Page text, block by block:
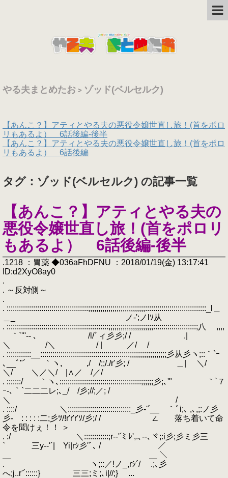
やる夫まとめたお > ゾッド(ベルセルク)
【あんこ？】アティとやる夫の悪役令嬢世直し旅！(首をポロ
リもあるよ） 6話後編-後半
【あんこ？】アティとやる夫の悪役令嬢世直し旅！(首をポロ
リもあるよ） 6話後編
タグ：ゾッド(ベルセルク) の記事一覧
【あんこ？】アティとやる夫の
悪役令嬢世直し旅！(首をポロリ
もあるよ） 6話後編-後半
.1218 ：胃薬 ◆036aFhDFNU ：2018/01/19(金) 13:17:41
ID:d2XyO8ay0
.
. ～反対側～
.
. ::::::::::::::::::::::::::::::::::::::::;;;;;;;;;;;;;;;;;;;;;;;;;;;;::::::::::::::::::::::::::::::_l＿
＿_ ノ-';ノlｿ从
. ::::::::::::::::::::::::::::::::::::::::::::::::::;;;;;;;;;;;;;;;;;;;;;;:::::::::::::::::::::;八 ,,,,
｀`'''‐- ､ /l/ﾞィ彡彡;/ / .|
＼ /＼ / | ／/ /
. ::::::::::::__::::::::::::::::::::::::::::::::::::::::::::;;;;;;;;;;;;;;;;;;彡从彡ヽ;::｀`ｰ
､__ﾞ"´ ｀ヽ, ,/ /;;/./r'彡; / ＿| ＼/
＼/ ＼／＼/ |∧／ /／/
. :::::::/ ｀ヽ､::::::::::::::::::::::::::::::::::::::::;;;;;;彡;､'" ｀`７
ｰ-､｀`二二二レ;､_/ /彡;//;／; /
＼ /
. ::::/ ＼:::::::::::::::::::::::::::::::_彡‐'´__ ｀ﾞi;､ ,､,;:ノ彡
彡- : : : : :二;彡ﾂ/!r'r'r'ｿ/彡;/ / ∠ 落ち着いて命
令を聞けぇ！！ ＞
. :/ ＼::::::::::::;r‐‐'´ﾐ ﾚ',.､--､ヾ;:i彡;彡ミ彡三
` 三y‐‐'´| Yi|rｼ彡'ﾞ､ / ／
＿ ＿ ＼
. ヽ;::／!ノ_,rｼ´/ .;､彡
へ;j..r'´::::::} 三三;ミ;､i|//;} ...